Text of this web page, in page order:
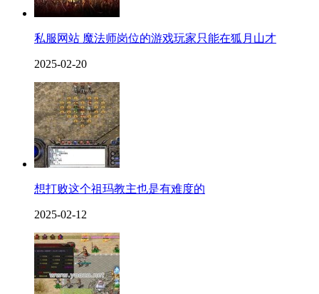
私服网站 魔法师岗位的游戏玩家只能在狐月山才
2025-02-20
想打败这个祖玛教主也是有难度的
2025-02-12